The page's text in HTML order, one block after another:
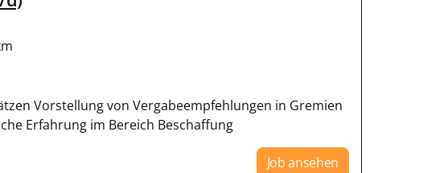
Vorstellung von Vergabeempfehlungen in Gremien
Erfahrung im Bereich Beschaffung
Job ansehen